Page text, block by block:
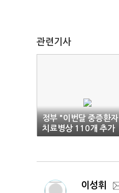
관련기사
정부 "이번달 중증환자
치료병상 110개 추가
확충"
이성휘